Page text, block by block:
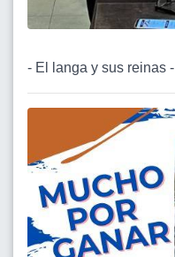
- El langa y sus reinas -